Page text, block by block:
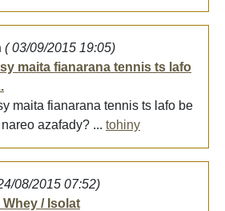
( 03/09/2015 19:05)
maita fianarana tennis ts lafo
maita fianarana tennis ts lafo be
nareo azafady? ... tohiny
08/2015 07:52)
Whey / Isolat